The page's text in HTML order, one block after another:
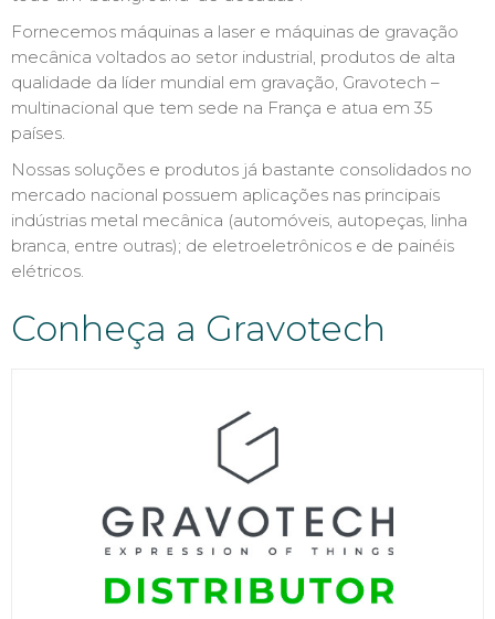
Fornecemos máquinas a laser e máquinas de gravação
mecânica voltados ao setor industrial, produtos de alta
qualidade da líder mundial em gravação, Gravotech –
multinacional que tem sede na França e atua em 35
países.
Nossas soluções e produtos já bastante consolidados no
mercado nacional possuem aplicações nas principais
indústrias metal mecânica (automóveis, autopeças, linha
branca, entre outras); de eletroeletrônicos e de painéis
elétricos.
Conheça a Gravotech